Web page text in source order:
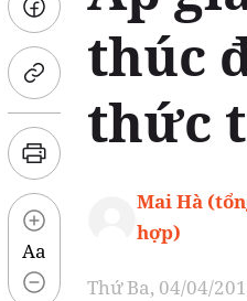
Aa
thúc
thức
Mai Hà
hợp)
Thứ Ba, 04/04/